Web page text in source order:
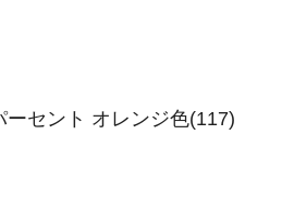
セント オレンジ色(117)